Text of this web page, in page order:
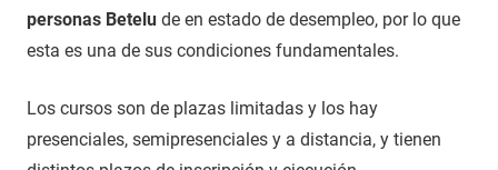
personas Betelu de en estado de desempleo, por lo que
esta es una de sus condiciones fundamentales.
Los cursos son de plazas limitadas y los hay
presenciales, semipresenciales y a distancia, y tienen